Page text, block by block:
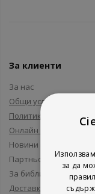
За клиенти
За нас
Общи условия
Политика за
Онлайн решаване на
Новини и събития
Партньори и
За библиотеки
Доставка
за да